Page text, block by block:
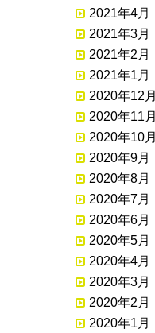
2021年4月
2021年3月
2021年2月
2021年1月
2020年12月
2020年11月
2020年10月
2020年9月
2020年8月
2020年7月
2020年6月
2020年5月
2020年4月
2020年3月
2020年2月
2020年1月